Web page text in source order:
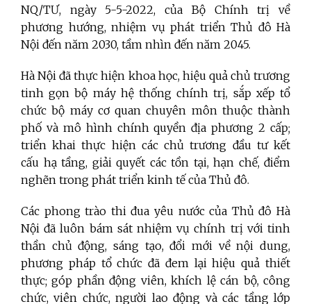
NQ/TƯ, ngày 5-5-2022, của Bộ Chính trị về
phương hướng, nhiệm vụ phát triển Thủ đô Hà
Nội đến năm 2030, tầm nhìn đến năm 2045.
Hà Nội đã thực hiện khoa học, hiệu quả chủ trương
tinh gọn bộ máy hệ thống chính trị, sắp xếp tổ
chức bộ máy cơ quan chuyên môn thuộc thành
phố và mô hình chính quyền địa phương 2 cấp;
triển khai thực hiện các chủ trương đầu tư kết
cấu hạ tầng, giải quyết các tồn tại, hạn chế, điểm
nghẽn trong phát triển kinh tế của Thủ đô.
Các phong trào thi đua yêu nước của Thủ đô Hà
Nội đã luôn bám sát nhiệm vụ chính trị với tinh
thần chủ động, sáng tạo, đổi mới về nội dung,
phương pháp tổ chức đã đem lại hiệu quả thiết
thực; góp phần động viên, khích lệ cán bộ, công
chức, viên chức, người lao động và các tầng lớp